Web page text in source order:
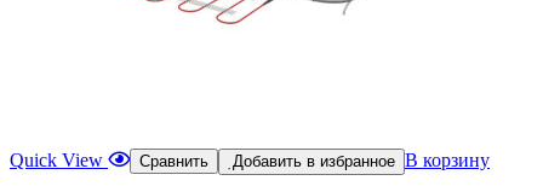
Quick View Сравнить Добавить в избранное В корзину